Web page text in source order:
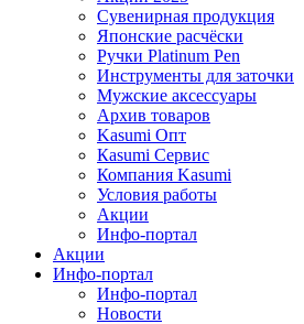
Сувенирная продукция
Японские расчёски
Ручки Platinum Pen
Инструменты для заточки
Мужские аксессуары
Архив товаров
Kasumi Опт
Кasumi Сервис
Компания Kasumi
Условия работы
Акции
Инфо-портал
Акции
Инфо-портал
Инфо-портал
Новости